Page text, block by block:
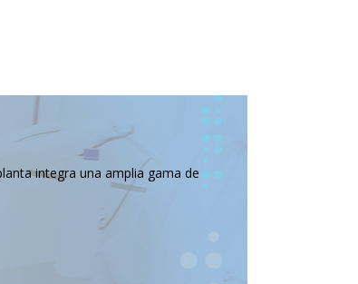
integra una amplia gama de